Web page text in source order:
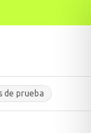
de prueba